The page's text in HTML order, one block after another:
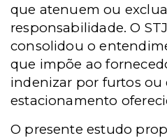
que atenuem ou
responsabilidade. O
consolidou o
que impõe ao
indenizar por furtos ou
estacionamento
O presente estudo